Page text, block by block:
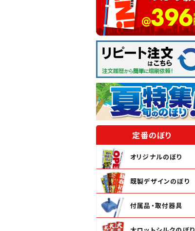
定番のぼり
オリジナルのぼり
既製デザインのぼり
付属品・取付器具